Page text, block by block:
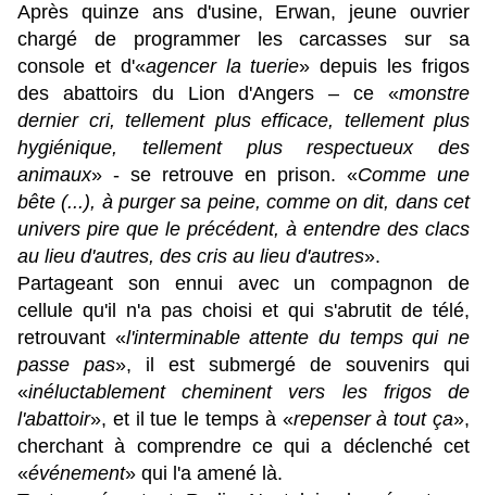
Après quinze ans d'usine, Erwan, jeune ouvrier
chargé de programmer les carcasses sur sa
console et d'«agencer la tuerie» depuis les frigos
des abattoirs du Lion d'Angers – ce «monstre
dernier cri, tellement plus efficace, tellement plus
hygiénique, tellement plus respectueux des
animaux» - se retrouve en prison. «Comme une
bête (...), à purger sa peine, comme on dit, dans cet
univers pire que le précédent, à entendre des clacs
au lieu d'autres, des cris au lieu d'autres».
Partageant son ennui avec un compagnon de
cellule qu'il n'a pas choisi et qui s'abrutit de télé,
retrouvant «l'interminable attente du temps qui ne
passe pas», il est submergé de souvenirs qui
«inéluctablement cheminent vers les frigos de
l'abattoir», et il tue le temps à «repenser à tout ça»,
cherchant à comprendre ce qui a déclenché cet
«événement» qui l'a amené là.